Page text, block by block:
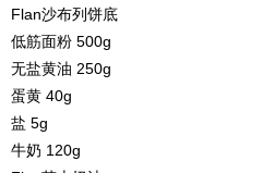
Flan沙布列饼底
低筋面粉 500g
无盐黄油 250g
蛋黄 40g
盐 5g
牛奶 120g